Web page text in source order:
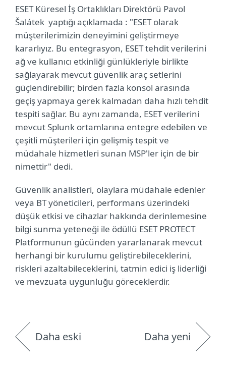
ESET Küresel İş Ortaklıkları Direktörü Pavol
Šalátek yaptığı açıklamada : "ESET olarak
müşterilerimizin deneyimini geliştirmeye
kararlıyız. Bu entegrasyon, ESET tehdit verilerini
ağ ve kullanıcı etkinliği günlükleriyle birlikte
sağlayarak mevcut güvenlik araç setlerini
güçlendirebilir; birden fazla konsol arasında
geçiş yapmaya gerek kalmadan daha hızlı tehdit
tespiti sağlar. Bu aynı zamanda, ESET verilerini
mevcut Splunk ortamlarına entegre edebilen ve
çeşitli müşterileri için gelişmiş tespit ve
müdahale hizmetleri sunan MSP'ler için de bir
nimettir" dedi.
Güvenlik analistleri, olaylara müdahale edenler
veya BT yöneticileri, performans üzerindeki
düşük etkisi ve cihazlar hakkında derinlemesine
bilgi sunma yeteneği ile ödüllü ESET PROTECT
Platformunun gücünden yararlanarak mevcut
herhangi bir kurulumu geliştirebileceklerini,
riskleri azaltabileceklerini, tatmin edici iş liderliği
ve mevzuata uygunluğu göreceklerdir.
Daha eski Daha yeni